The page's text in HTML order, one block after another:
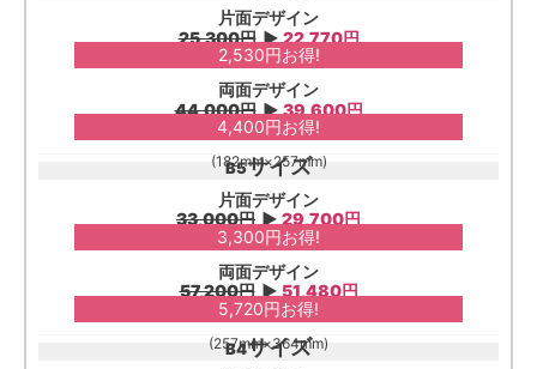
片面デザイン
25,300円 ▶︎22,770円
2,530円お得!
両面デザイン
44,000円 ▶︎39,600円
4,400円お得!
B5サイズ
(182mm×257mm)
片面デザイン
33,000円 ▶︎ 29,700円
3,300円お得!
両面デザイン
57,200円 ▶︎ 51,480円
5,720円お得!
B4サイズ
(257mm×364mm)